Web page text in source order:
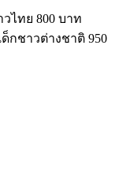
วไทย 800 บาท
กชาวต่างชาติ 950